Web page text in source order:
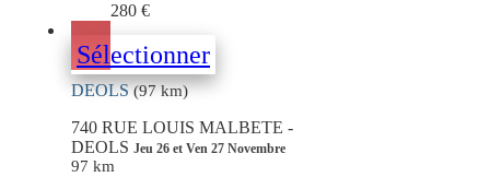
280 €
Sélectionner
DEOLS(97 km)
740 RUE LOUIS MALBETE -
DEOLS Jeu 26 et Ven 27 Novembre
97 km